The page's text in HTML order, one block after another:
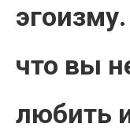
что вы
любить